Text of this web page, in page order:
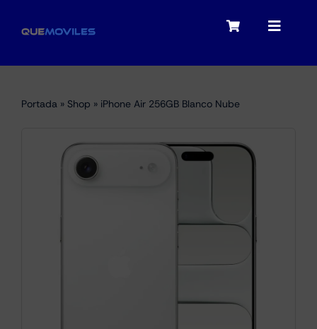
Toggle
My account
Checkout
Toggle
Audio
Portátiles
Portada » Shop » iPhone Air 256GB Blanco Nube